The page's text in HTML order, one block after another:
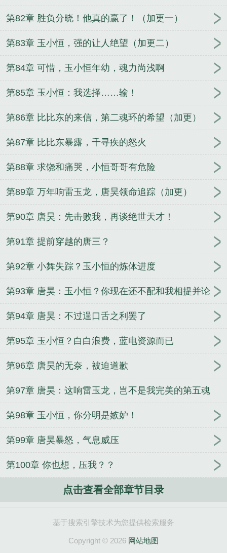
第82章 胜负分晓！他真的赢了！（加更一）
第83章 玉小恒，强的让人绝望（加更二）
第84章 可惜，玉小恒年幼，魂力尚浅啊
第85章 玉小恒：我选择……输！
第86章 比比东的来信，第二魂环的希望（加更）
第87章 比比东暴露，千寻疾的怒火
第88章 求饶和痛哭，小恒哥哥有危险
第89章 万年响雷玉龙，唐昊领命追踪（加更）
第90章 唐昊：先击败我，再谈绝世天才！
第91章 提前穿越的唐三？
第92章 小舞失踪？玉小恒的炼体进度
第93章 唐昊：玉小恒？你现在还不配和我相提并论
第94章 唐昊：不过逞口舌之利罢了
第95章 玉小恒？白白浪费，蓝电资源而已
第96章 唐昊的无奈，被迫道歉
第97章 唐昊：这响雷玉龙，岂不是我完美的第五魂
环？
第98章 玉小恒，你分明是嫉妒！
第99章 唐昊暴怒，气息威压
第100章 你也想，压我？？
点击查看全部章节目录
基于搜索引擎技术为您提供检索服务
Copyright © 2026 网站地图